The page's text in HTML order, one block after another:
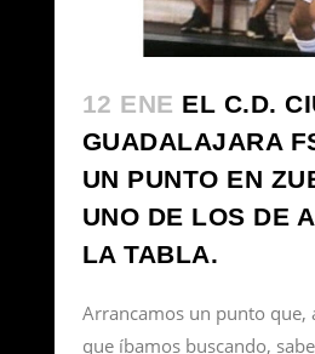
12 ENE EL C.D.
GUADALAJARA
UN PUNTO EN
UNO DE LOS DE
LA TABLA.
Arrancamos un punto que,
que íbamos buscando,